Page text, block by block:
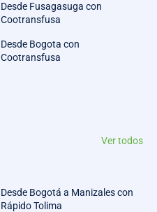
Desde Fusagasuga con
Cootransfusa
Desde Bogota con
Cootransfusa
Ver todos
Desde Bogotá a Manizales con
Rápido Tolima